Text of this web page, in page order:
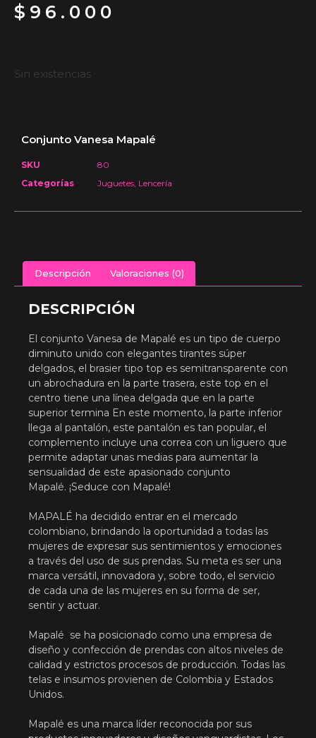
$ 96.000
Sin existencias
Conjunto Vanesa Mapalé
SKU
80
Categorías
Juguetes Lencería
Descripción Valoraciones (0)
DESCRIPCIÓN
El conjunto Vanesa de Mapalé es un tipo de cuerpo
diminuto unido con elegantes tirantes súper
delgados, el brasier tipo top es semitransparente con
un abrochadura en la parte trasera, este top en el
centro tiene una línea delgada que en la parte
superior termina En este momento, la parte inferior
llega al pantalón, este pantalón es tan popular, el
complemento incluye una correa con un liguero que
permite adaptar unas medias para aumentar la
sensualidad de este apasionado conjunto
Mapalé. ¡Seduce con Mapalé!
MAPALÉ ha decidido entrar en el mercado
colombiano, brindando la oportunidad a todas las
mujeres de expresar sus sentimientos y emociones
a través del uso de sus prendas. Su meta es ser una
marca versátil, innovadora y, sobre todo, el servicio
de cada una de las mujeres en su forma de ser,
sentir y actuar.
Mapalé se ha posicionado como una empresa de
diseño y confección de prendas con altos niveles de
calidad y estrictos procesos de producción. Todas las
telas e insumos provienen de Colombia y Estados
Unidos.
Mapalé es una marca líder reconocida por sus